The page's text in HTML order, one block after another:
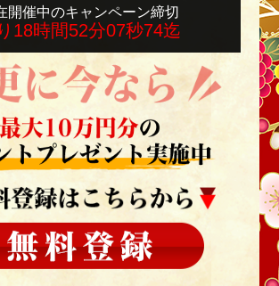
開催中のキャンペーン締切
18時間52分04秒38迄